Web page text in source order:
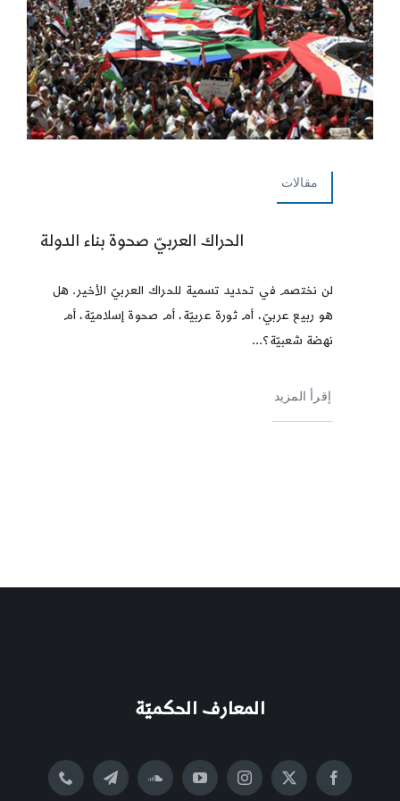
مقالات
الحراك العربيّ صحوة بناء الدولة
لن نختصم في تحديد تسمية للحراك العربيّ الأخير. هل
هو ربيع عربيّ، أم ثورة عربيّة، أم صحوة إسلاميّة، أم
نهضة شعبيّة؟...
إقرأ المزيد
المعارف الحكميّة